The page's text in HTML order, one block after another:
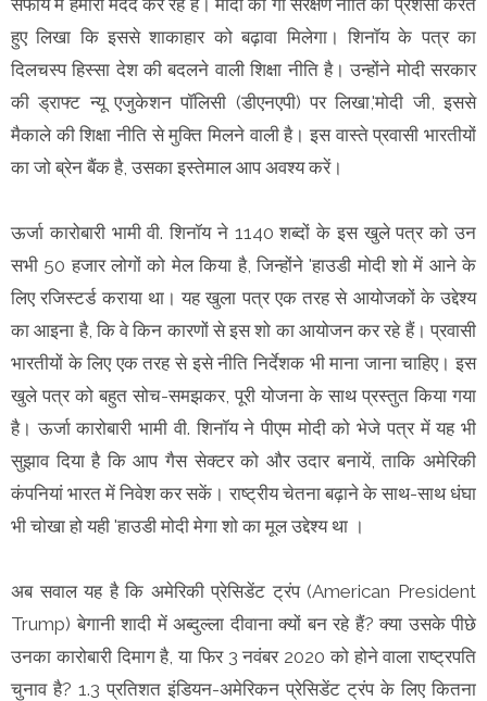
हुए लिखा कि इससे शाकाहार को बढ़ावा मिलेगा। शिनॉय के पत्र का
दिलचस्प हिस्सा देश की बदलने वाली शिक्षा नीति है। उन्होंने मोदी सरकार
की ड्राफ्ट न्यू एजुकेशन पॉलिसी (डीएनएपी) पर लिखा,'मोदी जी, इससे
मैकाले की शिक्षा नीति से मुक्ति मिलने वाली है। इस वास्ते प्रवासी भारतीयों
का जो ब्रेन बैंक है, उसका इस्तेमाल आप अवश्य करें।
ऊर्जा कारोबारी भामी वी. शिनॉय ने 1140 शब्दों के इस खुले पत्र को उन
सभी 50 हजार लोगों को मेल किया है, जिन्होंने 'हाउडी मोदी शो में आने के
लिए रजिस्टर्ड कराया था। यह खुला पत्र एक तरह से आयोजकों के उद्देश्य
का आइना है, कि वे किन कारणों से इस शो का आयोजन कर रहे हैं। प्रवासी
भारतीयों के लिए एक तरह से इसे नीति निर्देशक भी माना जाना चाहिए। इस
खुले पत्र को बहुत सोच-समझकर, पूरी योजना के साथ प्रस्तुत किया गया
है। ऊर्जा कारोबारी भामी वी. शिनॉय ने पीएम मोदी को भेजे पत्र में यह भी
सुझाव दिया है कि आप गैस सेक्टर को और उदार बनायें, ताकि अमेरिकी
कंपनियां भारत में निवेश कर सकें। राष्ट्रीय चेतना बढ़ाने के साथ-साथ धंघा
भी चोखा हो यही 'हाउडी मोदी मेगा शो का मूल उद्देश्य था ।
अब सवाल यह है कि अमेरिकी प्रेसिडेंट ट्रंप (American President
Trump) बेगानी शादी में अब्दुल्ला दीवाना क्यों बन रहे हैं? क्या उसके पीछे
उनका कारोबारी दिमाग है, या फिर 3 नवंबर 2020 को होने वाला राष्ट्रपति
चुनाव है? 1.3 प्रतिशत इंडियन-अमेरिकन प्रेसिडेंट ट्रंप के लिए कितना